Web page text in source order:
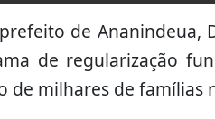
de Ananindeua,
de regularização
de milhares de famílias